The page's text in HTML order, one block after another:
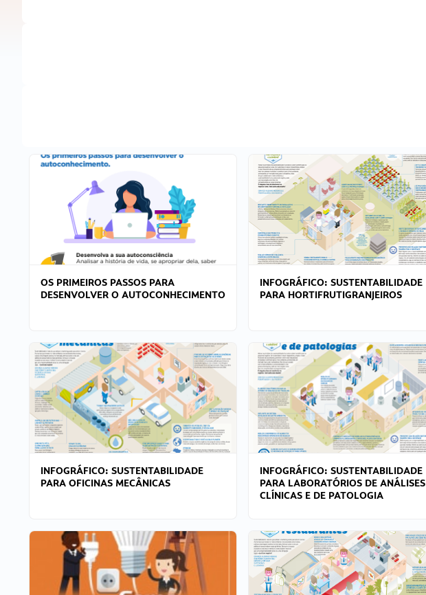
OS PRIMEIROS PASSOS PARA
DESENVOLVER O AUTOCONHECIMENTO
INFOGRÁFICO: SUSTENTABILIDADE
PARA HORTIFRUTIGRANJEIROS
INFOGRÁFICO: SUSTENTABILIDADE
PARA OFICINAS MECÂNICAS
INFOGRÁFICO: SUSTENTABILIDADE
PARA LABORATÓRIOS DE ANÁLISES
CLÍNICAS E DE PATOLOGIA